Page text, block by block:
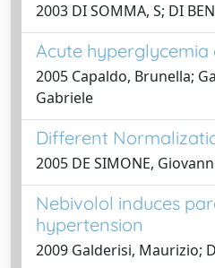
2003 DI SOMMA, S; DI
Acute
2005 Capaldo, Brunella;
Gabriele
Different
2005 DE SIMONE,
Nebivolol induces
hypertension
2009 Galderisi, Maurizio;